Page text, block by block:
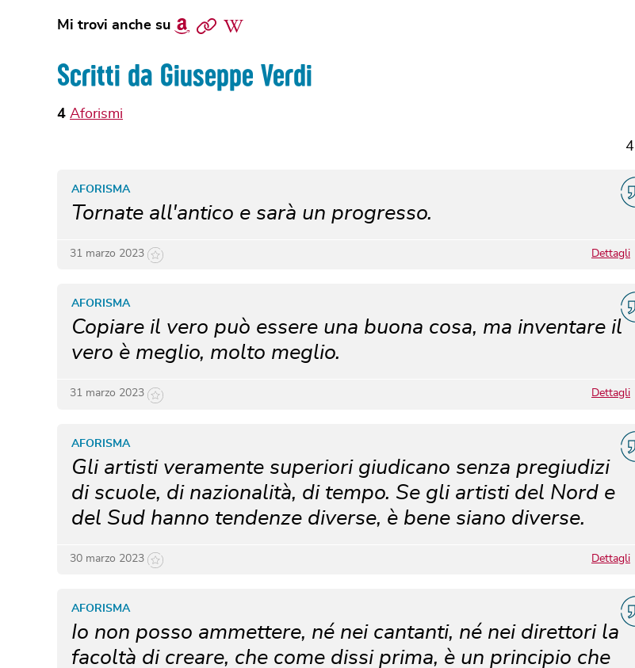
Mi trovi anche su Amazon
Sito Wikipedia
Scritti da Giuseppe Verdi
4 Aforismi
4
Tornate all'antico e sarà un progresso.
AFORISMA
31 marzo 2023 Dettagli
Copiare il vero può essere una buona cosa, ma inventare il
vero è meglio, molto meglio.
AFORISMA
31 marzo 2023 Dettagli
Gli artisti veramente superiori giudicano senza pregiudizi
di scuole, di nazionalità, di tempo. Se gli artisti del Nord e
del Sud hanno tendenze diverse, è bene siano diverse.
AFORISMA
30 marzo 2023 Dettagli
Io non posso ammettere, né nei cantanti, né nei direttori la
facoltà di creare, che come dissi prima, è un principio che
AFORISMA